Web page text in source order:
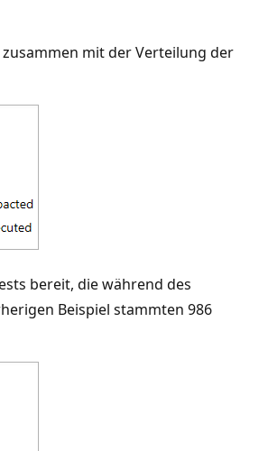
zusammen mit der Verteilung der
bereit, die während des
Beispiel stammten 986